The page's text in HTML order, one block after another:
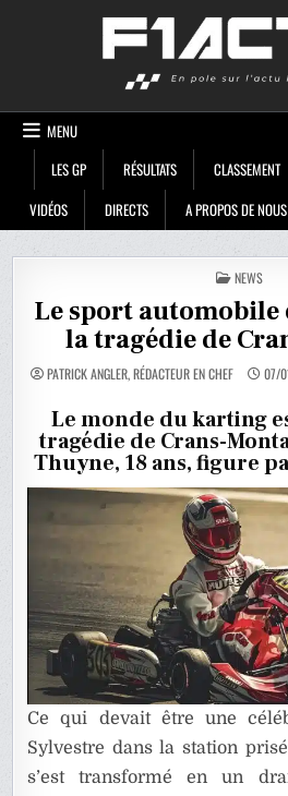
MENU
LES GP
RÉSULTATS CLASSEMENT
VIDÉOS
DIRECTS A PROPOS DE NOUS
POSTED
IN
NEWS
Le sport automobile
la tragédie de
PATRICK ANGLER, RÉDACTEUR EN CHEF 07/
Le monde du karting
tragédie de Crans-
Thuyne, 18 ans, figure
Ce qui devait être une
Sylvestre dans la station
s’est transformé en un